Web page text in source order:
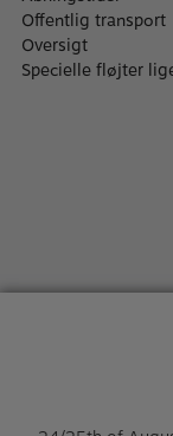
Offentlig transport
Oversigt
Specielle fløjter